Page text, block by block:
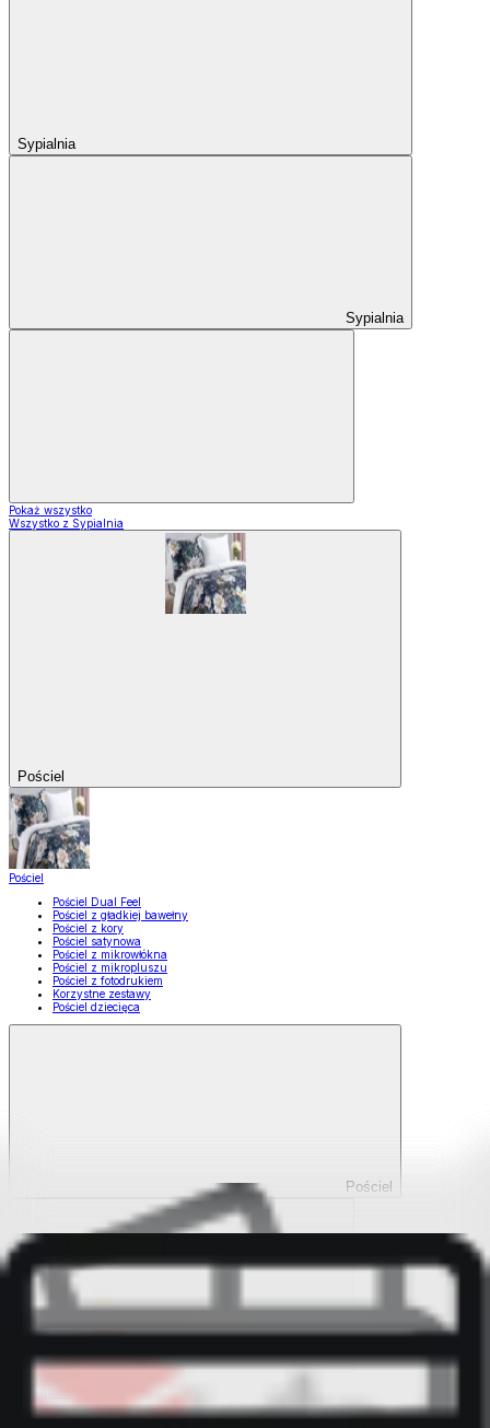
Sypialnia
Sypialnia
Pokaż wszystko
Wszystko z Sypialnia
Pościel
Pościel
Pościel Dual Feel
Pościel z gładkiej bawełny
Pościel z kory
Pościel satynowa
Pościel z mikrowłókna
Pościel z mikropluszu
Pościel z fotodrukiem
Korzystne zestawy
Pościel dziecięca
Pościel